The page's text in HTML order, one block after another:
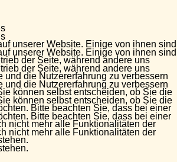
unserer Website. Einige von ihnen sind
der Seite, während andere uns
und die Nutzererfahrung zu verbessern
können selbst entscheiden, ob Sie die
Bitte beachten Sie, dass bei einer
nicht mehr alle Funktionalitäten der
unserer Website. Einige von ihnen sind
der Seite, während andere uns
und die Nutzererfahrung zu verbessern
können selbst entscheiden, ob Sie die
Bitte beachten Sie, dass bei einer
nicht mehr alle Funktionalitäten der